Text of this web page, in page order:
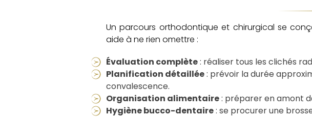
Un parcours orthodontique et chirurgical se
aide à ne rien omettre :
Évaluation complète: réaliser tous les clichés
Planification détaillée: prévoir la durée
convalescence.
Organisation alimentaire: préparer en amont
Hygiène bucco-dentaire: se procurer une